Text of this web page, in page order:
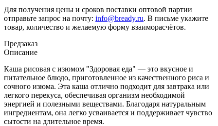
Для получения цены и сроков поставки оптовой партии
отправьте запрос на почту: info@bready.ru. В письме укажите
товар, количество и желаемую форму взаиморасчётов.
Предзаказ
Описание
Каша рисовая с изюмом "Здоровая еда" — это вкусное и
питательное блюдо, приготовленное из качественного риса и
сочного изюма. Эта каша отлично подходит для завтрака или
легкого перекуса, обеспечивая организм необходимой
энергией и полезными веществами. Благодаря натуральным
ингредиентам, она легко усваивается и поддерживает чувство
сытости на длительное время.